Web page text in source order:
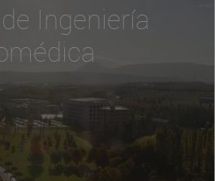
Ingeniería